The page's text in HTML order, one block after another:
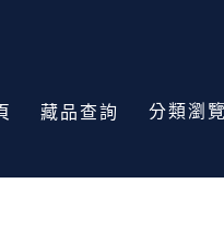
藏品查詢 分類瀏覽